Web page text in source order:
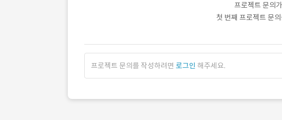
프로젝트 문의
첫 번째 프로젝트 문
프로젝트 문의를 작성하려면 로그인 해주세요.